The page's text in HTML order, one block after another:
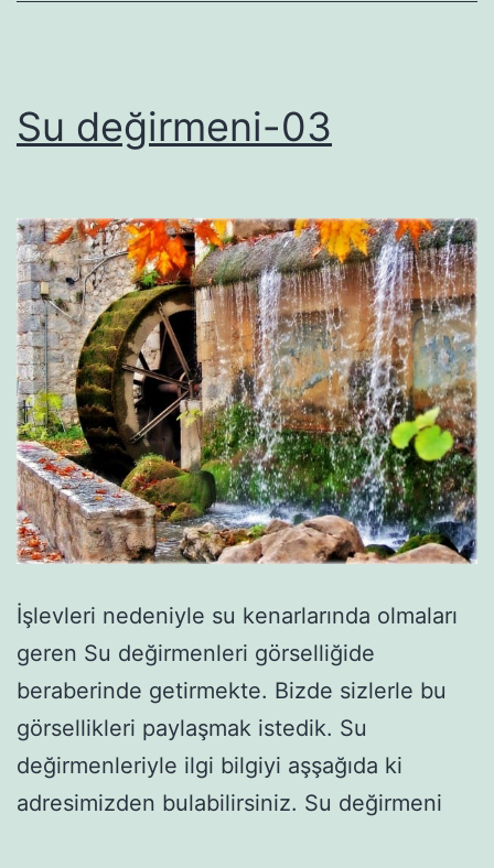
Su değirmeni-03
İşlevleri nedeniyle su kenarlarında olmaları
geren Su değirmenleri görselliğide
beraberinde getirmekte. Bizde sizlerle bu
görsellikleri paylaşmak istedik. Su
değirmenleriyle ilgi bilgiyi aşşağıda ki
adresimizden bulabilirsiniz. Su değirmeni